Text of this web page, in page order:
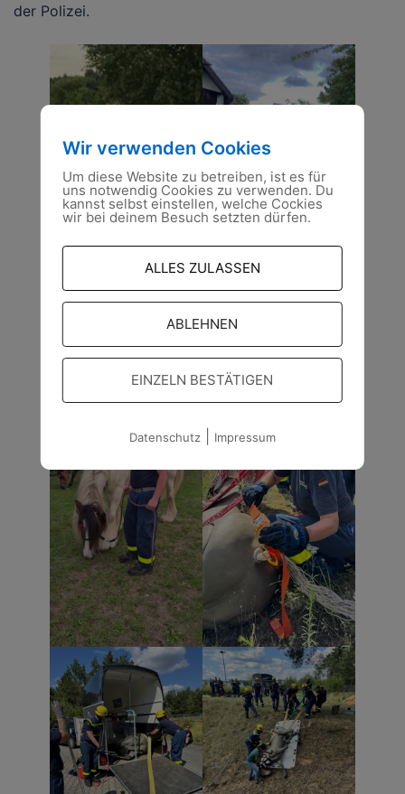
der Polizei.
Wir verwenden Cookies
Um diese Website zu betreiben, ist es für
uns notwendig Cookies zu verwenden. Du
kannst selbst einstellen, welche Cockies
wir bei deinem Besuch setzten dürfen.
ALLES ZULASSEN
ABLEHNEN
EINZELN BESTÄTIGEN
Datenschutz| Impressum